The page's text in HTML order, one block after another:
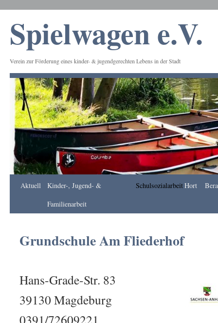
Spielwagen e.V.
Verein zur Förderung eines kinder- & jugendgerechten Lebens in der Stadt
Apotheke
Aktuell
Kinder-, Jugend- &
Familienarbeit
SchulsozialarbeitHort
Grundschule Am Fliederhof
Hans-Grade-Str. 83
39130 Magdeburg
0391/72609221